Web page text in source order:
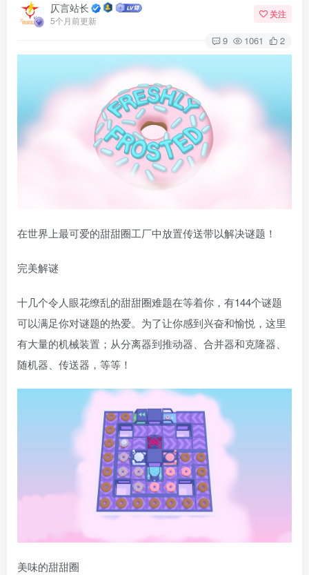
仄言站长
5个月前更新
关注
9 1061 2
在世界上最可爱的甜甜圈工厂中放置传送带以解决谜题！
完美解谜
十几个令人眼花缭乱的甜甜圈难题在等着你，有144个谜题
可以满足你对谜题的热爱。为了让你感到兴奋和愉悦，这里
有大量的机械装置；从分离器到推动器、合并器和克隆器、
随机器、传送器，等等！
美味的甜甜圈